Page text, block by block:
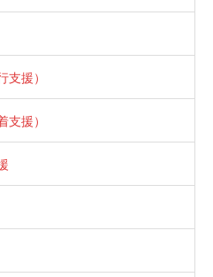
援）
援）